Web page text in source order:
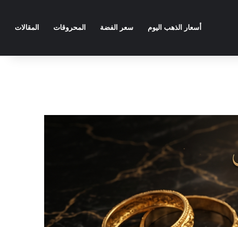
أسعار الذهب اليوم سعر الفضة المحروقات المقالات